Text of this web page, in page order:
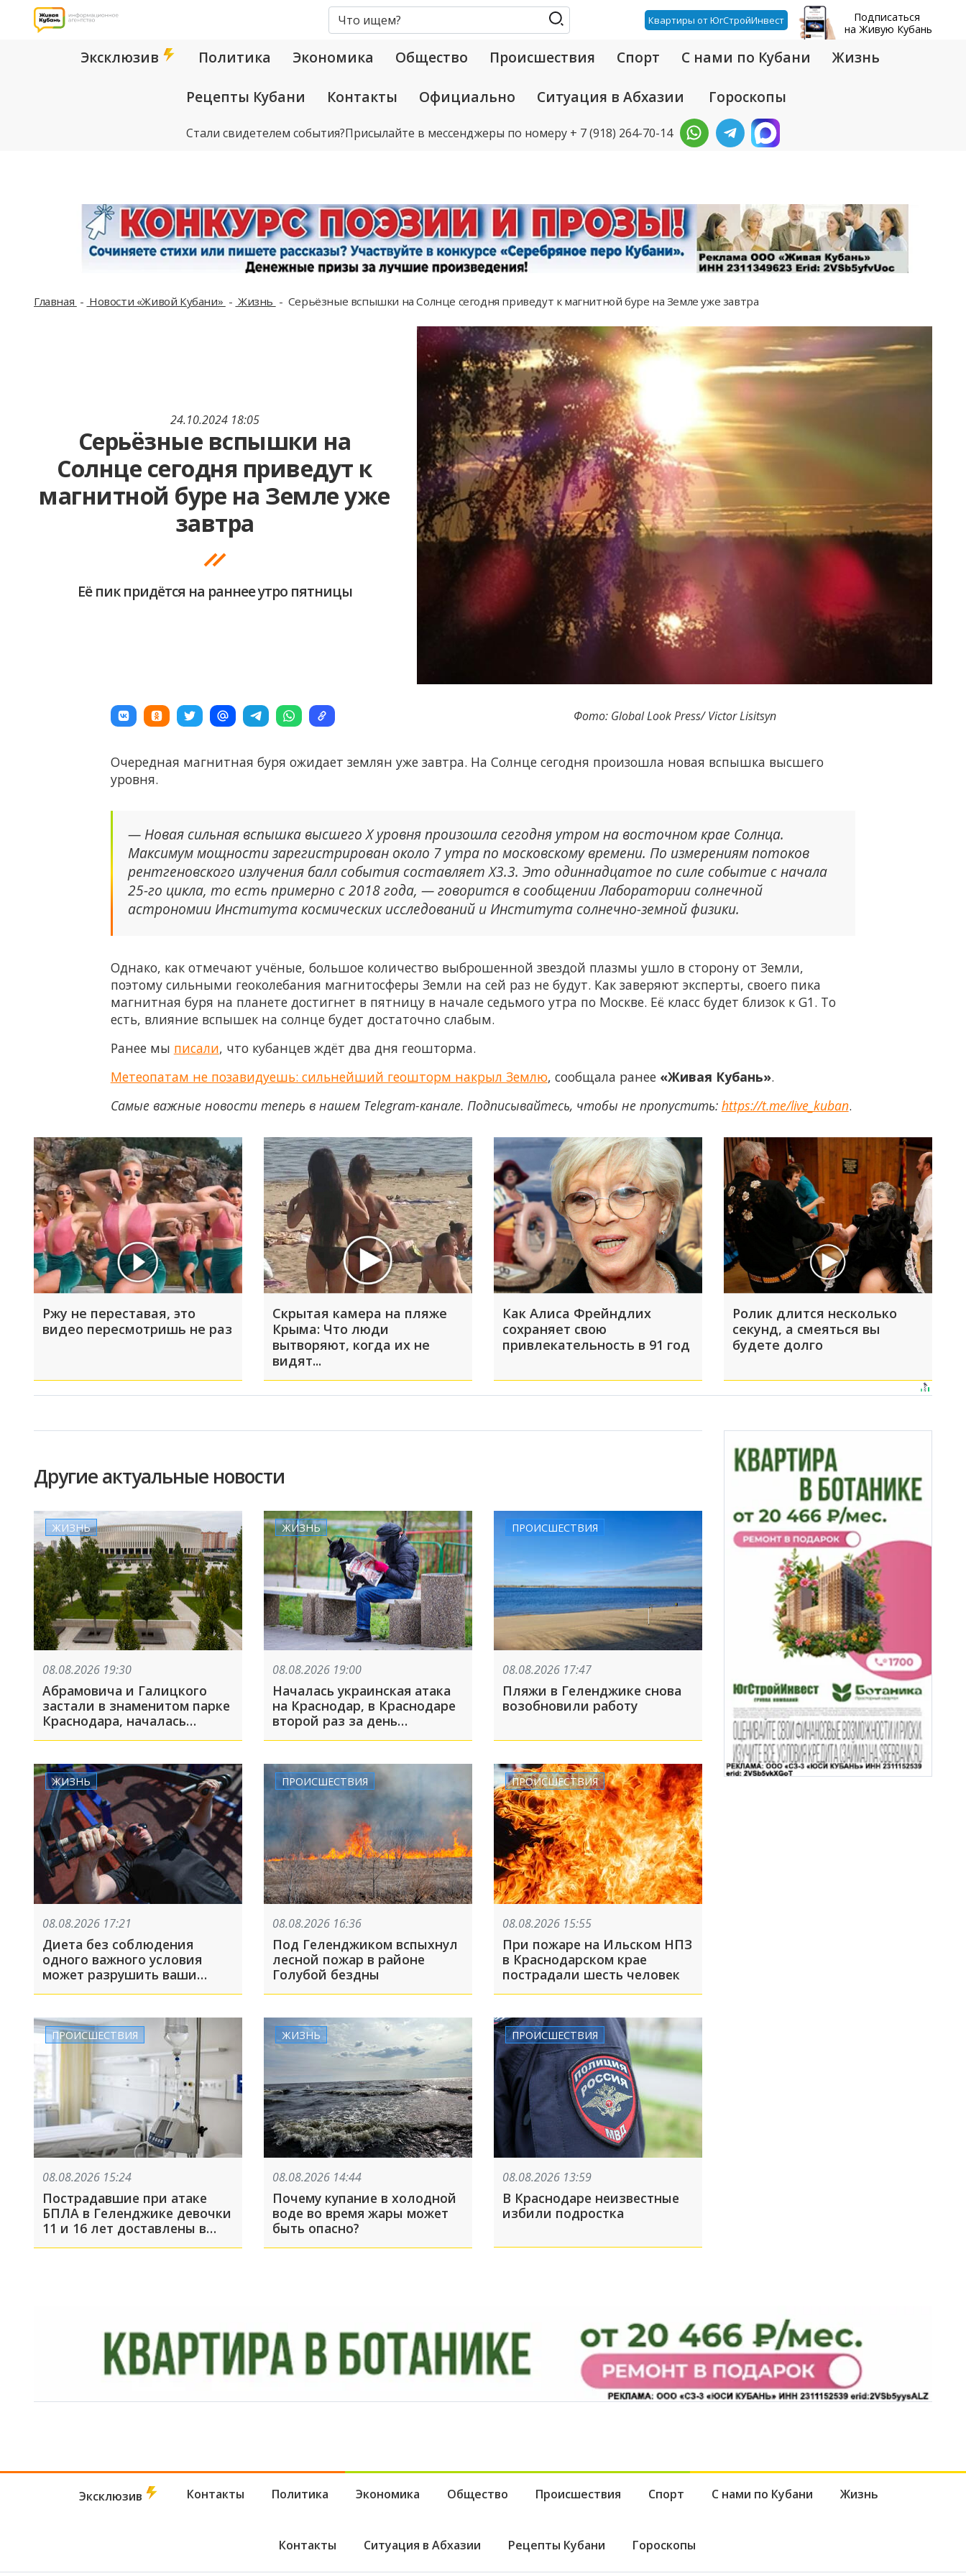
Квартиры от ЮгСтройИнвест
Подписаться
на Живую Кубань
Эксклюзив Политика Экономика Общество Происшествия Спорт С нами по Кубани Жизнь
Рецепты Кубани Контакты Официально Ситуация в Абхазии Гороскопы
Стали свидетелем события?Присылайте в мессенджеры по номеру + 7 (918) 264-70-14
Главная Новости «Живой Кубани» Жизнь Серьёзные вспышки на Солнце сегодня приведут к магнитной буре на Земле уже завтра
24.10.2024 18:05
Серьёзные вспышки на
Солнце сегодня приведут к
магнитной буре на Земле уже
завтра
Её пик придётся на раннее утро пятницы
Фото: Global Look Press/ Victor Lisitsyn
Очередная магнитная буря ожидает землян уже завтра. На Солнце сегодня произошла новая вспышка высшего
уровня.
— Новая сильная вспышка высшего X уровня произошла сегодня утром на восточном крае Солнца.
Максимум мощности зарегистрирован около 7 утра по московскому времени. По измерениям потоков
рентгеновского излучения балл события составляет X3.3. Это одиннадцатое по силе событие с начала
25-го цикла, то есть примерно с 2018 года, — говорится в сообщении Лаборатории солнечной
астрономии Института космических исследований и Института солнечно-земной физики.
Однако, как отмечают учёные, большое количество выброшенной звездой плазмы ушло в сторону от Земли,
поэтому сильными геоколебания магнитосферы Земли на сей раз не будут. Как заверяют эксперты, своего пика
магнитная буря на планете достигнет в пятницу в начале седьмого утра по Москве. Её класс будет близок к G1. То
есть, влияние вспышек на солнце будет достаточно слабым.
Ранее мы писали, что кубанцев ждёт два дня геошторма.
Метеопатам не позавидуешь: сильнейший геошторм накрыл Землю, сообщала ранее «Живая Кубань».
Самые важные новости теперь в нашем Telegram-канале. Подписывайтесь, чтобы не пропустить: https://t.me/live_kuban.
Ржу не переставая, это
видео пересмотришь не раз
Скрытая камера на пляже
Крыма: Что люди
вытворяют, когда их не
видят...
Как Алиса Фрейндлих
сохраняет свою
привлекательность в 91 год
Ролик длится несколько
секунд, а смеяться вы
будете долго
Другие актуальные новости
ЖИЗНЬ
08.08.2026 19:30
Абрамовича и Галицкого
застали в знаменитом парке
Краснодара, началась
украинская атака на
неделю
ЖИЗНЬ
08.08.2026 19:00
Началась украинская атака
на Краснодар, в Краснодаре
второй раз за день
включили сирены из-за
ПРОИСШЕСТВИЯ
08.08.2026 17:47
Пляжи в Геленджике снова
возобновили работу
ЖИЗНЬ
08.08.2026 17:21
Диета без соблюдения
одного важного условия
может разрушить ваши
мышцы. Как сохранить
похудении?
ПРОИСШЕСТВИЯ
08.08.2026 16:36
Под Геленджиком вспыхнул
лесной пожар в районе
Голубой бездны
ПРОИСШЕСТВИЯ
08.08.2026 15:55
При пожаре на Ильском НПЗ
в Краснодарском крае
пострадали шесть человек
ПРОИСШЕСТВИЯ
08.08.2026 15:24
Пострадавшие при атаке
БПЛА в Геленджике девочки
11 и 16 лет доставлены в
московскую больницу
ЖИЗНЬ
08.08.2026 14:44
Почему купание в холодной
воде во время жары может
быть опасно?
ПРОИСШЕСТВИЯ
08.08.2026 13:59
В Краснодаре неизвестные
избили подростка
Эксклюзив Контакты Политика Экономика Общество Происшествия Спорт С нами по Кубани Жизнь
Контакты Ситуация в Абхазии Рецепты Кубани Гороскопы